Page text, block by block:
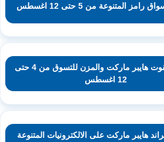
المتنوعة من 5 حتى 12 اغسطس
عروض القوت هايبر ماركت والمزن للتسوق من 4 حتى
12 اغسطس
هايبر ماركت على الالكترونيات المتنوعة